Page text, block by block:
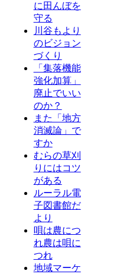
に田んぼを
守る
川谷もより
のビジョン
づくり
「集落機能
強化加算」
廃止でいい
のか？
また「地方
消滅論」で
すか
むらの草刈
りにはコツ
がある
ルーラル電
子図書館だ
より
唄は農につ
れ農は唄に
つれ
地域マーケ